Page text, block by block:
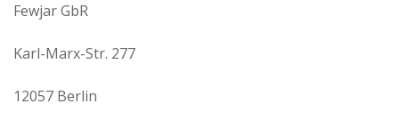
Fewjar GbR
Karl-Marx-Str. 277
12057 Berlin